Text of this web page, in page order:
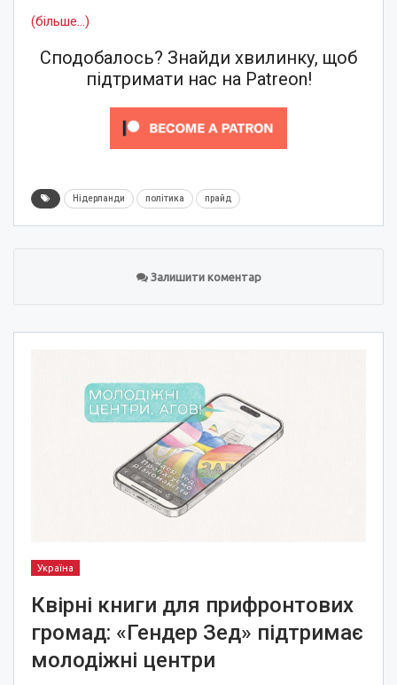
(більше…)
Сподобалось? Знайди хвилинку, щоб
підтримати нас на Patreon!
Нідерланди політика прайд
Залишити коментар
Україна
Квірні книги для прифронтових
громад: «Гендер Зед» підтримає
молодіжні центри